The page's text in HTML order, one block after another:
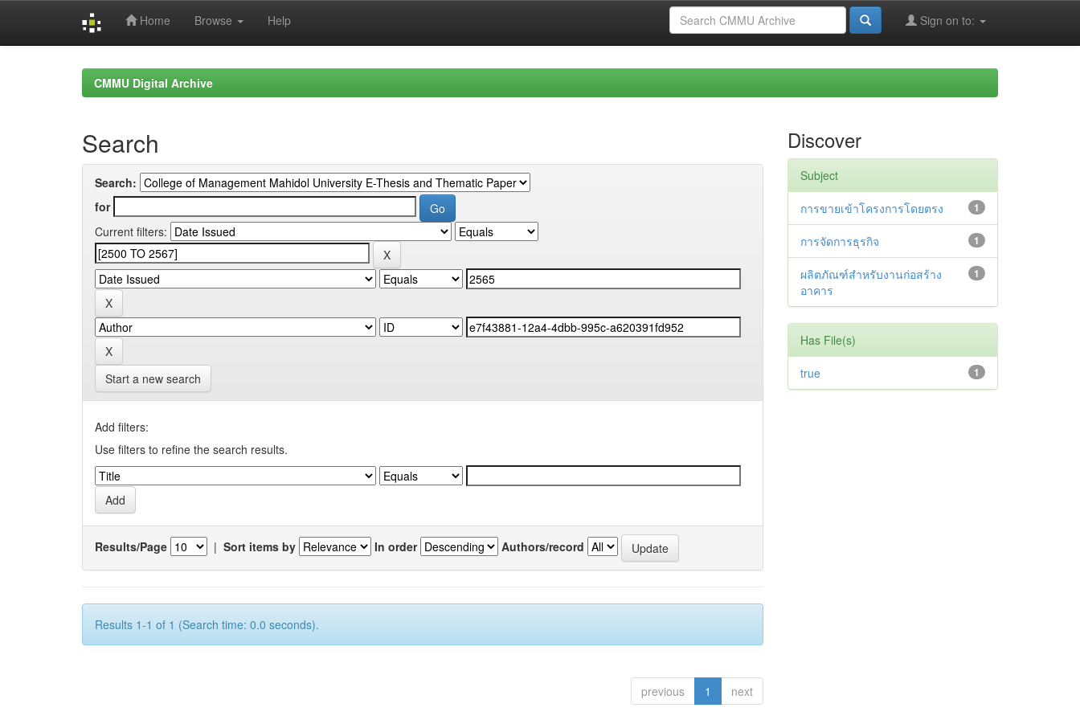
Home Browse Help Sign on to:
CMMU Digital Archive
Search
Search:
for
Current filters:
Start a new search
Add filters:
Use filters to refine the search results.
Results/Page | Sort items by In order Authors/record
Results 1-1 of 1 (Search time: 0.0 seconds).
previous 1 next
Discover
Subject
1
การขายเข้าโครงการโดยตรง
1
การจัดการธุรกิจ
1
ผลิตภัณฑ์สำหรับงานก่อสร้าง
อาคาร
Has File(s)
1
true